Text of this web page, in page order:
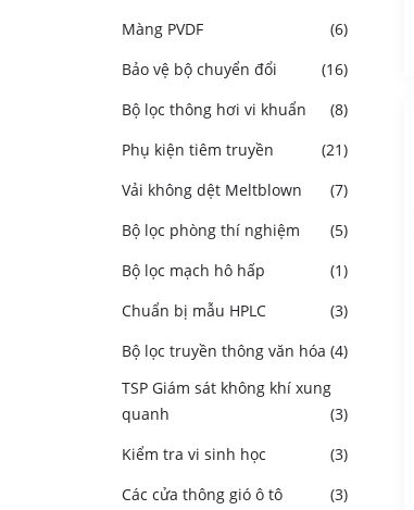
Màng PVDF
(6)
Bảo vệ bộ chuyển đổi
(16)
Bộ lọc thông hơi vi khuẩn
(8)
Phụ kiện tiêm truyền
(21)
Vải không dệt Meltblown
(7)
Bộ lọc phòng thí nghiệm
(5)
Bộ lọc mạch hô hấp
(1)
Chuẩn bị mẫu HPLC
(3)
Bộ lọc truyền thông văn hóa (4)
TSP Giám sát không khí xung
quanh
(3)
Kiểm tra vi sinh học
(3)
Các cửa thông gió ô tô
(3)